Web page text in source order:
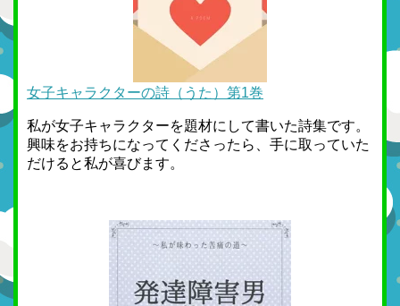
女子キャラクターの詩（うた）第1巻
私が女子キャラクターを題材にして書いた詩集です。
興味をお持ちになってくださったら、手に取っていた
だけると私が喜びます。